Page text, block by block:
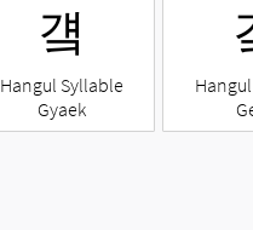
걬
Hangul Syllable
Gyaek